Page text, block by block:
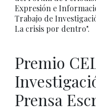
Expresión e
Trabajo de
La crisis por dentro".
Premio
Prensa